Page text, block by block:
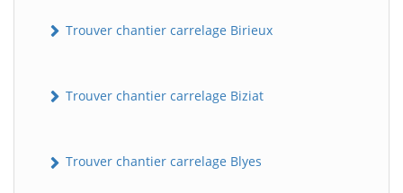
Trouver chantier carrelage Birieux
Trouver chantier carrelage Biziat
Trouver chantier carrelage Blyes